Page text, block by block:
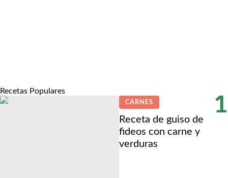
Recetas Populares
1
CARNES
Receta de guiso de
fideos con carne y
verduras